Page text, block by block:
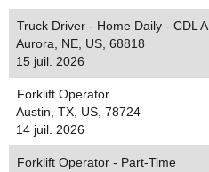
Truck Driver - Home Daily - CDL A
Aurora, NE, US, 68818
15 juil. 2026
Forklift Operator
Austin, TX, US, 78724
14 juil. 2026
Forklift Operator - Part-Time